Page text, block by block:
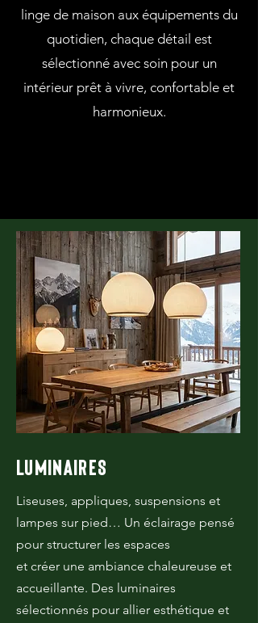
linge de maison aux équipements du
quotidien, chaque détail est
sélectionné avec soin pour un
intérieur prêt à vivre, confortable et
harmonieux.
LUMINAIRES
Liseuses, appliques, suspensions et
lampes sur pied… Un éclairage pensé
pour structurer les espaces
et créer une ambiance chaleureuse et
accueillante. Des luminaires
sélectionnés pour allier esthétique et